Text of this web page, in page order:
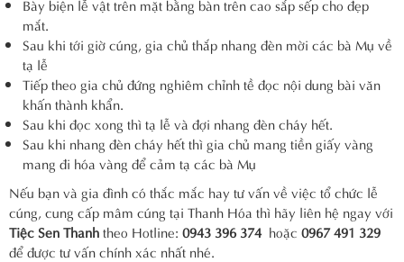
Bày biện lễ vật trên mặt bằng bàn trên cao sắp sếp cho đẹp
mắt.
Sau khi tới giờ cúng, gia chủ thắp nhang đèn mời các bà Mụ về
tạ lễ
Tiếp theo gia chủ đứng nghiêm chỉnh tề đọc nội dung bài văn
khấn thành khẩn.
Sau khi đọc xong thì tạ lễ và đợi nhang đèn cháy hết.
Sau khi nhang đèn cháy hết thì gia chủ mang tiền giấy vàng
mang đi hóa vàng để cảm tạ các bà Mụ
Nếu bạn và gia đình có thắc mắc hay tư vấn về việc tổ chức lễ
cúng, cung cấp mâm cúng tại Thanh Hóa thì hãy liên hệ ngay với
Tiệc Sen Thanhtheo Hotline: 0943 396 374 hoặc 0967 491 329
để được tư vấn chính xác nhất nhé.